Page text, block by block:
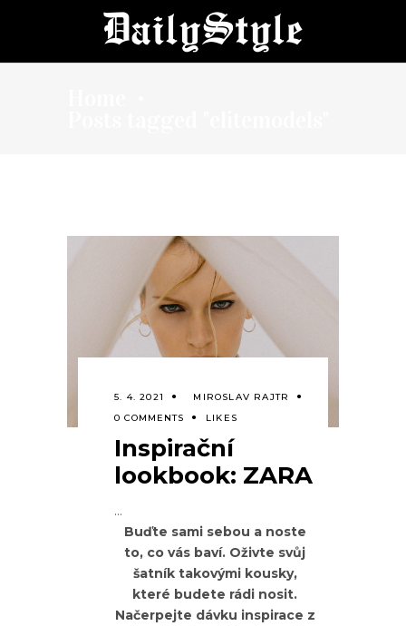
5. 4. 2021
MIROSLAV RAJTR
0 COMMENTS
LIKES
Inspirační
lookbook: ZARA
Buďte sami sebou a noste
to, co vás baví. Oživte svůj
šatník takovými kousky,
které budete rádi nosit.
Načerpejte dávku inspirace z